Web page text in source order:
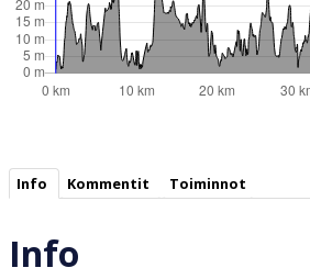
Info Kommentit Toiminnot
Info